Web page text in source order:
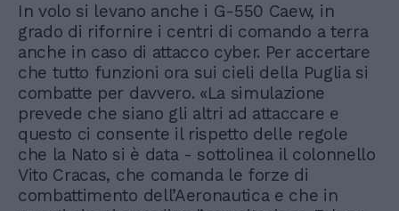
In volo si levano anche i G-550 Caew, in
grado di rifornire i centri di comando a terra
anche in caso di attacco cyber. Per accertare
che tutto funzioni ora sui cieli della Puglia si
combatte per davvero. «La simulazione
prevede che siano gli altri ad attaccare e
questo ci consente il rispetto delle regole
che la Nato si è data - sottolinea il colonnello
Vito Cracas, che comanda le forze di
combattimento dell’Aeronautica e che in